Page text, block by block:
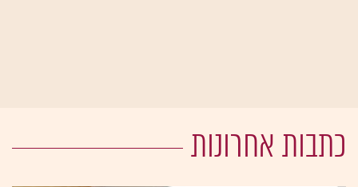
כתבות אחרונות